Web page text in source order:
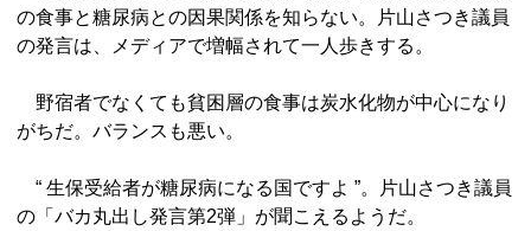
の食事と糖尿病との因果関係を知らない。片山さつき議員
の発言は、メディアで増幅されて一人歩きする。
野宿者でなくても貧困層の食事は炭水化物が中心になり
がちだ。バランスも悪い。
“ 生保受給者が糖尿病になる国ですよ ”。片山さつき議員
の「バカ丸出し発言第2弾」が聞こえるようだ。